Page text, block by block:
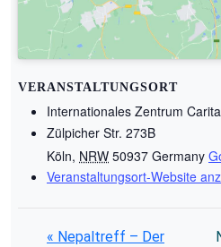
VERANSTALTUNGSORT
Internationales Zentrum
Zülpicher Str. 273B
Köln, NRW 50937 Germany
Veranstaltungsort-Website
« Nepaltreff – Der